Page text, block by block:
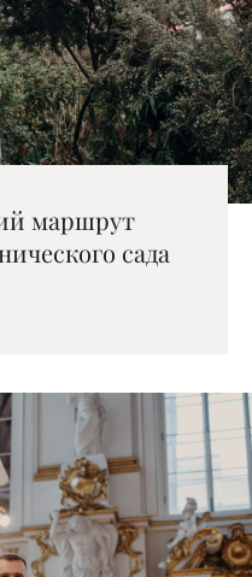
маршрут
сада